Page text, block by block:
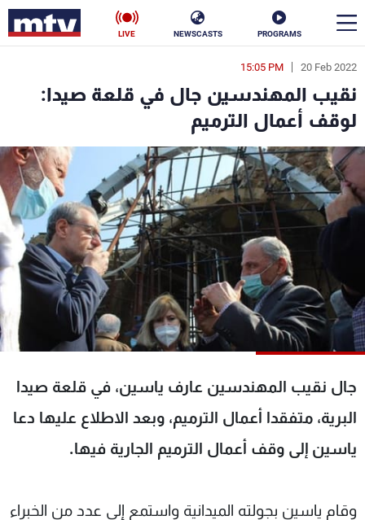
PROGRAMS
NEWSCASTS
LIVE
20 Feb 2022
15:05 PM
نقيب المهندسين جال في قلعة صيدا:
لوقف أعمال الترميم
جال نقيب المهندسين عارف ياسين، في قلعة صيدا
البرية، متفقدا أعمال الترميم، وبعد الاطلاع عليها دعا
ياسين إلى وقف أعمال الترميم الجارية فيها.
وقام ياسين بجولته الميدانية واستمع إلى عدد من الخبراء
en
الأخبار
سياسة ناس
إقتصاد فن
منوعات رياضة
كأس العالم
البرامج
شاهد البرامج
عن MTV
وظائف
سياسة الخصوصية